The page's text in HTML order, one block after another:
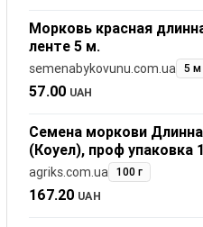
Морковь красная
ленте 5 м.
semenabykovunu.com.ua 5 м
57.00 UAH
Семена моркови
(Коуел), проф упаковка
agriks.com.ua 100 г
167.20 UAH